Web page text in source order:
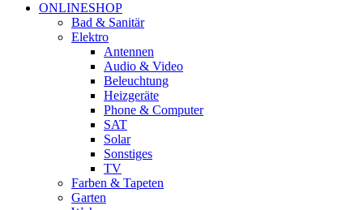
ONLINESHOP
Bad & Sanitär
Elektro
Antennen
Audio & Video
Beleuchtung
Heizgeräte
Phone & Computer
SAT
Solar
Sonstiges
TV
Farben & Tapeten
Garten